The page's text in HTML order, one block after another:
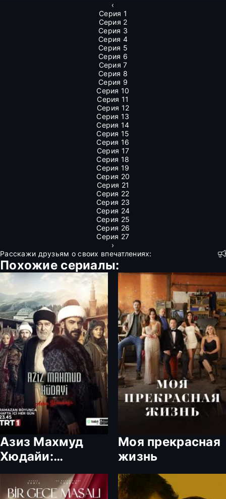
‹
Серия 1
Серия 2
Серия 3
Серия 4
Серия 5
Серия 6
Серия 7
Серия 8
Серия 9
Серия 10
Серия 11
Серия 12
Серия 13
Серия 14
Серия 15
Серия 16
Серия 17
Серия 18
Серия 19
Серия 20
Серия 21
Серия 22
Серия 23
Серия 24
Серия 25
Серия 26
Серия 27
›
Расскажи друзьям о своих впечатлениях:
Похожие сериалы:
Азиз Махмуд
Хюдайи:
Путешествие
любви
Моя прекрасная
жизнь